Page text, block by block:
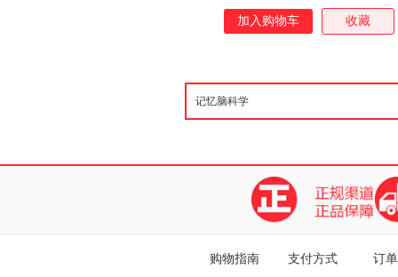
加入购物车 收藏
购物指南 支付方式 订